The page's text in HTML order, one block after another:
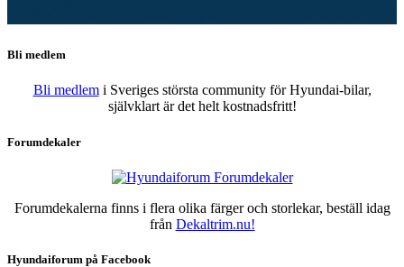
Bli medlem
Bli medlemi Sveriges största community för Hyundai-bilar,
självklart är det helt kostnadsfritt!
Forumdekaler
Forumdekalerna finns i flera olika färger och storlekar, beställ idag
från Dekaltrim.nu!
Hyundaiforum på Facebook